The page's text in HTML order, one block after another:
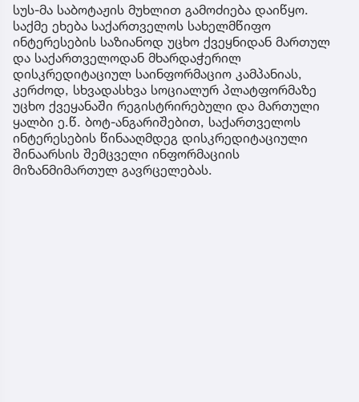
სუს-მა საბოტაჟის მუხლით გამოძიება დაიწყო.
საქმე ეხება საქართველოს სახელმწიფო
ინტერესების საზიანოდ უცხო ქვეყნიდან მართულ
და საქართველოდან მხარდაჭერილ
დისკრედიტაციულ საინფორმაციო კამპანიას,
კერძოდ, სხვადასხვა სოციალურ პლატფორმაზე
უცხო ქვეყანაში რეგისტრირებული და მართული
ყალბი ე.წ. ბოტ-ანგარიშებით, საქართველოს
ინტერესების წინააღმდეგ დისკრედიტაციული
შინაარსის შემცველი ინფორმაციის
მიზანმიმართულ გავრცელებას.